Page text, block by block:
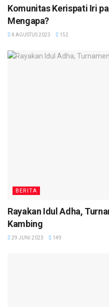
Komunitas Kerispati Iri
Mengapa?
4 AGUSTUS 2023 152
BERITA
Rayakan Idul Adha,
Kambing
29 JUNI 2023 149